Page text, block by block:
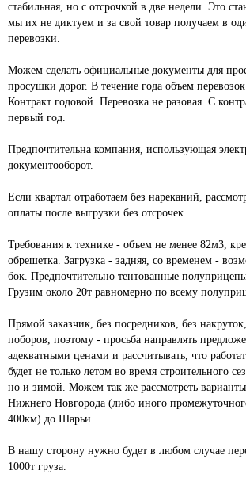
стабильная, но с отсрочкой в две недели. Это
мы их не диктуем и за свой товар получаем в
перевозки.
Можем сделать официальные документы для
просушки дорог. В течение года объем
Контракт годовой. Перевозка не разовая. С
первый год.
Предпочтительна компания, использующая
документооборот.
Если квартал отработаем без нареканий,
оплаты после выгрузки без отсрочек.
Требования к технике - объем не менее 82м3,
обрешетка. Загрузка - задняя, со временем -
бок. Предпочтительно тентованные
Грузим около 20т равномерно по всему
Прямой заказчик, без посредников, без
поборов, поэтому - просьба направлять
адекватными ценами и рассчитывать, что
будет не только летом во время строительного
но и зимой. Можем так же рассмотреть варианты
Нижнего Новгорода (либо иного
400км) до Шарьи.
В нашу сторону нужно будет в любом случае
1000т груза.